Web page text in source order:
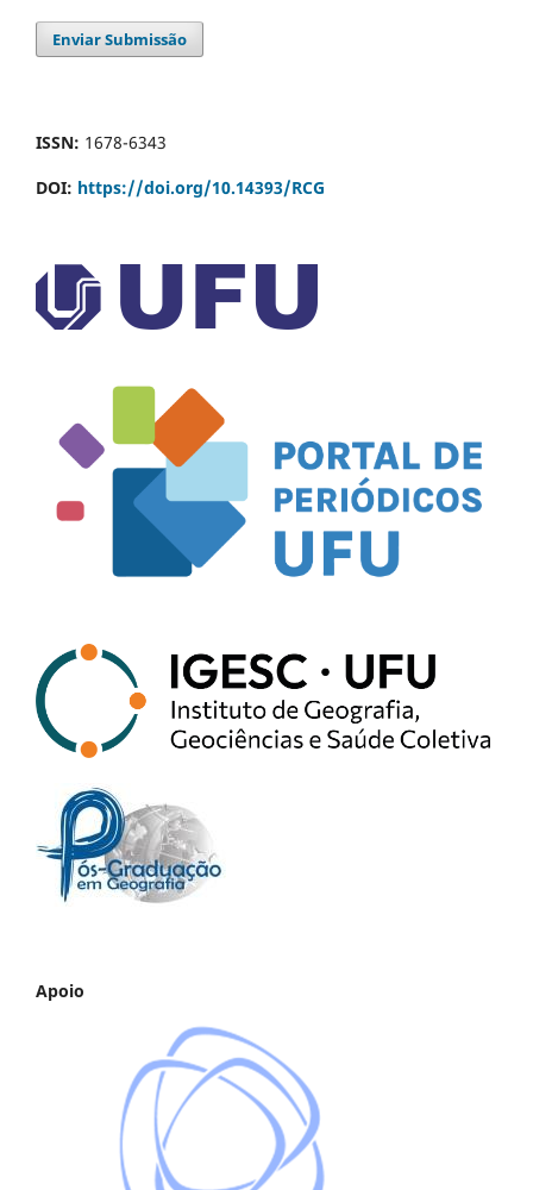
Enviar Submissão
ISSN: 1678-6343
DOI: https://doi.org/10.14393/RCG
Apoio